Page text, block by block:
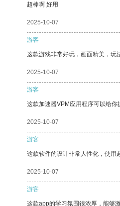
超棒啊 好用
2025-10-07
游客
这款游戏非常好玩，画面精美，玩
2025-10-07
游客
这款加速器VPM应用程序可以给你
2025-10-07
游客
这款软件的设计非常人性化，使用
2025-10-07
游客
这款app的学习氛围很浓厚，能够